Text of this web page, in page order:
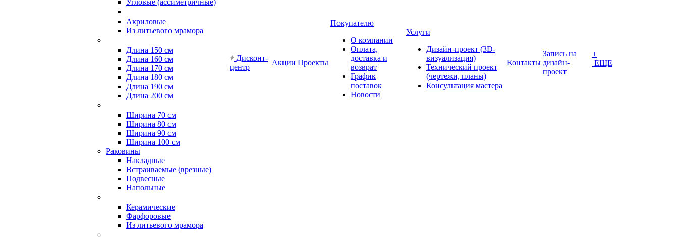
Угловые (ассиметричные)
Акриловые
Из литьевого мрамора
Длина 150 см
Длина 160 см
Длина 170 см
Длина 180 см
Длина 190 см
Длина 200 см
Ширина 70 см
Ширина 80 см
Ширина 90 см
Ширина 100 см
Раковины
Накладные
Встраиваемые (врезные)
Подвесные
Напольные
Керамические
Фарфоровые
Из литьевого мрамора
Дисконт-
центр
Акции Проекты
Покупателю
О компании
Оплата,
доставка и
возврат
График
поставок
Новости
Услуги
Дизайн-проект (3D-
визуализация)
Технический проект
(чертежи, планы)
Консультация мастера
Контакты
Запись на
дизайн-
проект
+
ЕЩЕ